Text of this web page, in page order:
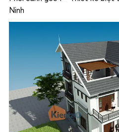
Ninh